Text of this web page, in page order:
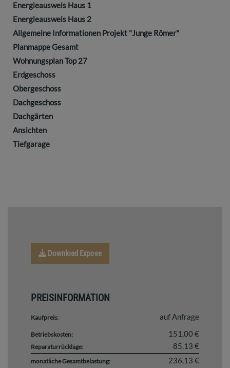
Energieausweis Haus 1
Energieausweis Haus 2
Allgemeine Informationen Projekt "Junge Römer"
Planmappe Gesamt
Wohnungsplan Top 27
Erdgeschoss
Obergeschoss
Dachgeschoss
Dachgärten
Ansichten
Tiefgarage
Download Expose
PREISINFORMATION
Kaufpreis: auf Anfrage
Betriebskosten: 151,00 €
Reparaturrücklage: 85,13 €
monatliche Gesamtbelastung: 236,13 €